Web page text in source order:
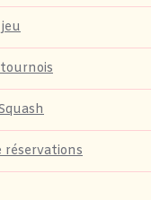
réservations